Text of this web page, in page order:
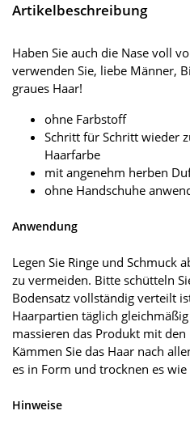
Artikelbeschreibung
Haben Sie auch die Nase voll
verwenden Sie, liebe Männer,
graues Haar!
ohne Farbstoff
Schritt für Schritt wieder
Haarfarbe
mit angenehm herben
ohne Handschuhe
Anwendung
Legen Sie Ringe und Schmuck
zu vermeiden. Bitte schütteln
Bodensatz vollständig verteilt
Haarpartien täglich
massieren das Produkt mit
Kämmen Sie das Haar nach
es in Form und trocknen es
Hinweise